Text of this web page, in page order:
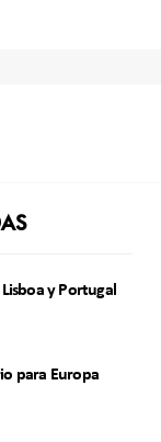
y Portugal
para Europa